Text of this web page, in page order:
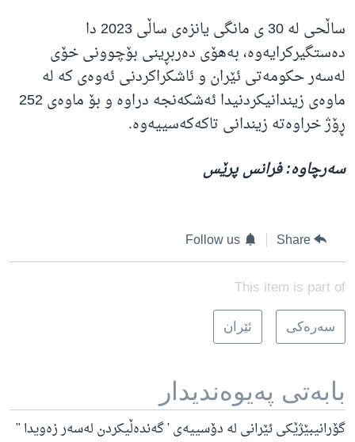
ساڵحی لە 30 ی مانگی یانزەی ساڵی 2023 دا
دەستگیرکرایەوە، بەهۆی دەربڕینی بۆچوونی خۆی
لەسەر حکومەتی ئێران و ئاشکراکردنی ئەوەی کە لە
ماوەی زیندانیکردنیدا ئەشکەنجە دراوە و بۆ ماوەی 252
ڕۆژ خراوەتە زیندانی تاکەکەسییەوە.
سەرچاوە: فرانس پرێس
Share
Follow us
This item is part of
سه‌ره‌کی ئێران
بابه‌تی په‌یوه‌ندیدار
گۆرانیبێژێکی ئێرانی لە دۆسییەی ' گەندەڵیکردن لەسەر زەویدا "